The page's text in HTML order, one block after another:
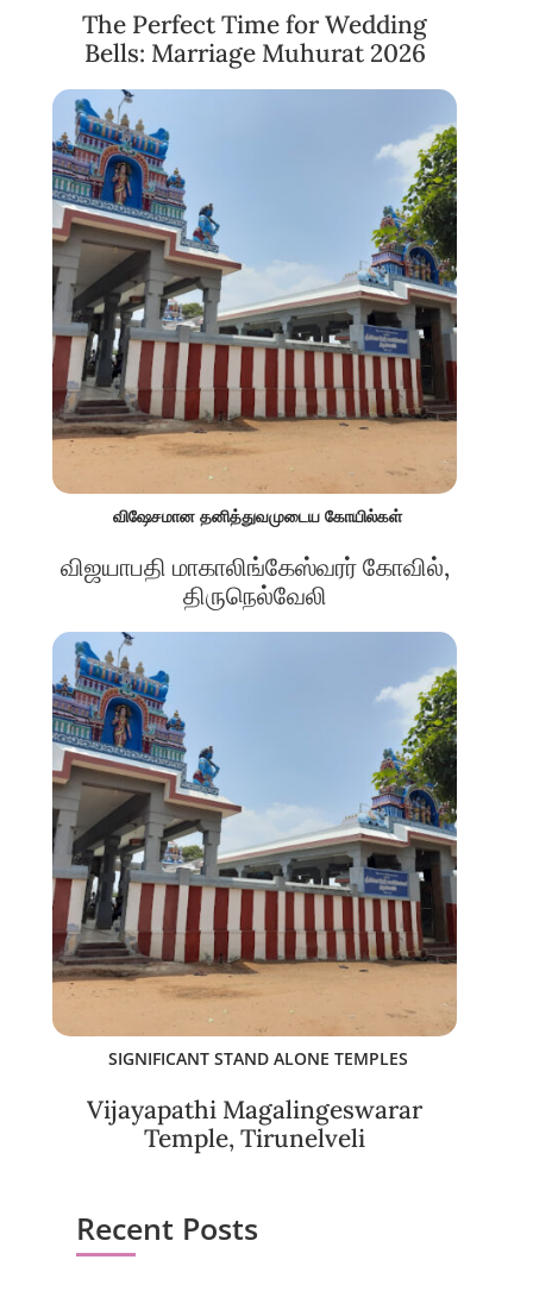
The Perfect Time for Wedding
Bells: Marriage Muhurat 2026
விஷேசமான தனித்துவமுடைய கோயில்கள்
விஜயாபதி மாகாலிங்கேஸ்வரர் கோவில்,
திருநெல்வேலி
SIGNIFICANT STAND ALONE TEMPLES
Vijayapathi Magalingeswarar
Temple, Tirunelveli
Recent Posts